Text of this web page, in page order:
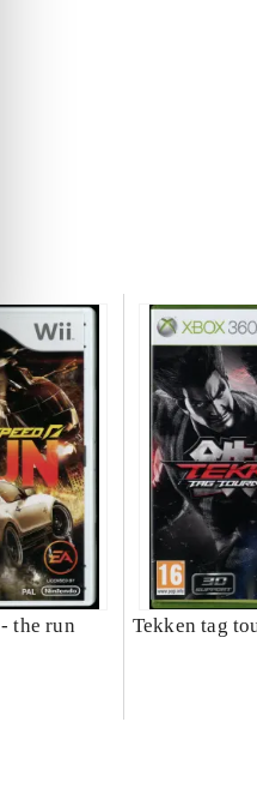
the run Tekken tag